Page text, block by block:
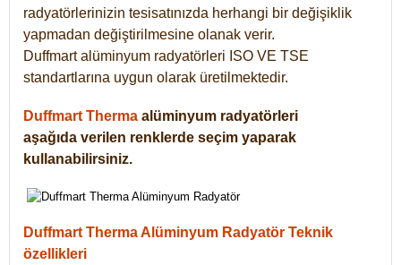
radyatörlerinizin tesisatınızda herhangi bir değişiklik
yapmadan değiştirilmesine olanak verir.
Duffmart alüminyum radyatörleri ISO VE TSE
standartlarına uygun olarak üretilmektedir.
Duffmart Therma alüminyum radyatörleri
aşağıda verilen renklerde seçim yaparak
kullanabilirsiniz.
Duffmart Therma Alüminyum Radyatör Teknik
özellikleri